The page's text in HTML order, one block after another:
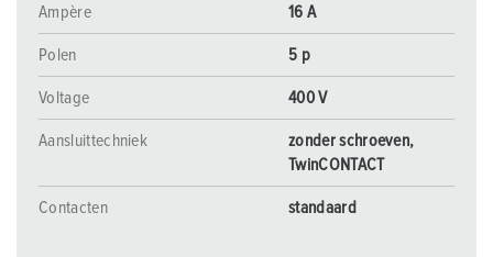
Ampère 16 A
Polen 5 p
Voltage 400 V
Aansluittechniek
zonder schroeven,
TwinCONTACT
Contacten standaard